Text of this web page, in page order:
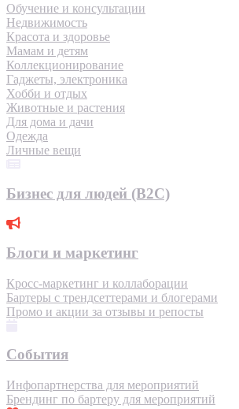
Обучение и консультации
Недвижимость
Красота и здоровье
Мамам и детям
Коллекционирование
Гаджеты, электроника
Хобби и отдых
Животные и растения
Для дома и дачи
Одежда
Личные вещи
Бизнес для людей (B2C)
Блоги и маркетинг
Кросс-маркетинг и коллаборации
Бартеры с трендсеттерами и блогерами
Промо и акции за отзывы и репосты
События
Инфопартнерства для мероприятий
Брендинг по бартеру для мероприятий